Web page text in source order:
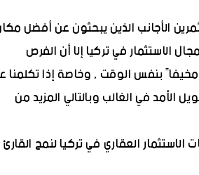
الأجانب الذين يبحثون عن أفضل
الاستثمار في تركيا إلا أن الفرص
بنفس الوقت , وخاصة إذا تكلمنا
الأمد في الغالب وبالتالي المزيد من
العقاري في تركيا لنمح القارئ